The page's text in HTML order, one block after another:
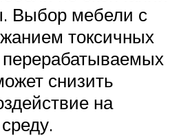
Выбор мебели с
токсичных
снизить
на